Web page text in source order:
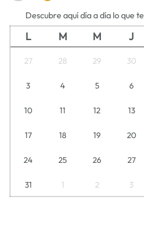
Descubre aquí día a día lo que
L M M J
27 28 29 30
3 4 5 6
10 11 12 13
17 18 19 20
24 25 26 27
31 1 2 3